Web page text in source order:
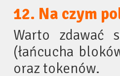
12. Na czym
Warto zdawać
(łańcucha
oraz tokenów.